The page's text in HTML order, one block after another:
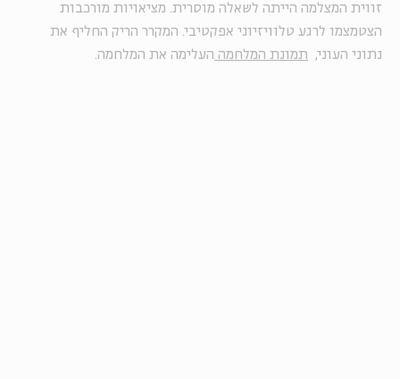
זווית המצלמה הייתה לשאלה מוסרית. מציאויות מורכבות
הצטמצמו לרגע טלוויזיוני אפקטיבי. המקרר הריק החליף את
נתוני העוני, תמונת המלחמה העלימה את המלחמה.